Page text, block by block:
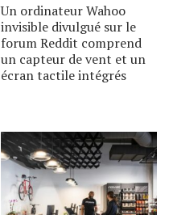
Un ordinateur Wahoo
invisible divulgué sur le
forum Reddit comprend
un capteur de vent et un
écran tactile intégrés